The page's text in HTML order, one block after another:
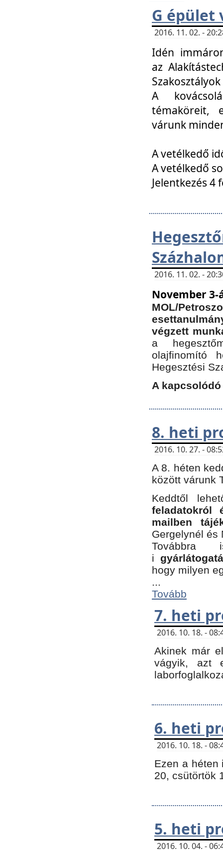
G épület
2016. 11. 02. -
Idén
az
A
témaköreit,
várunk
A vetélkedő
A vetélkedő
Jelentkezés 4
2016. 11. 02. -
November
MOL/
végzett
a
olajfinomító
Hegesztési
A
8. heti
2016. 10. 27. -
A 8. héten
között várunk
Keddtől
feladatokról
mailben
Gergelynél és
Továbbra
i
hogy milyen
...
Tovább
7. heti
2016. 10. 18. -
Akinek már
vágyik, azt
6. heti
2016. 10. 18. -
Ezen a héten
20, csütörtök
5. heti
2016. 10. 04. -